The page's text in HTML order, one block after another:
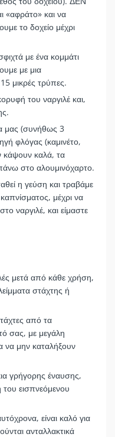
«αφράτο» και να
το δοχείο μέχρι
με ένα κομμάτι
με μια
μικρές τρύπες.
του ναργιλέ και,
μας (συνήθως 3
φλόγας (καμινέτο,
κάψουν καλά, τα
στο αλουμινόχαρτο.
η γεύση και τραβάμε
μέχρι να
ναργιλέ, και είμαστε
μετά από κάθε χρήση,
στάχτης ή
από τα
σας, με μεγάλη
να μην καταλήξουν
γρήγορης έναυσης,
του εισπνεόμενου
είναι καλό για
ανταλλακτικά